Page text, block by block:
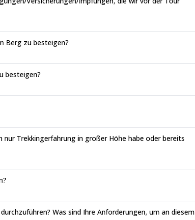
Berg zu besteigen?
besteigen?
Trekkingerfahrung in großer Höhe habe oder bereits
Was sind Ihre Anforderungen, um an diesem